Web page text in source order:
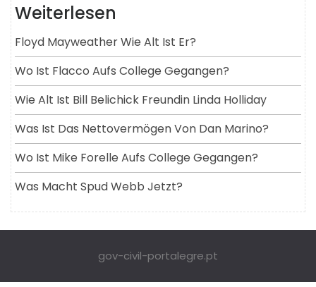
Weiterlesen
Floyd Mayweather Wie Alt Ist Er?
Wo Ist Flacco Aufs College Gegangen?
Wie Alt Ist Bill Belichick Freundin Linda Holliday
Was Ist Das Nettovermögen Von Dan Marino?
Wo Ist Mike Forelle Aufs College Gegangen?
Was Macht Spud Webb Jetzt?
gov-civil-portalegre.pt